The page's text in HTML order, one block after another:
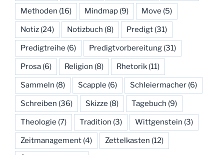
Methoden (16) Mindmap (9) Move (5)
Notiz (24) Notizbuch (8) Predigt (31)
Predigtreihe (6) Predigtvorbereitung (31)
Prosa (6) Religion (8) Rhetorik (11)
Sammeln (8) Scapple (6) Schleiermacher (6)
Schreiben (36) Skizze (8) Tagebuch (9)
Theologie (7) Tradition (3) Wittgenstein (3)
Zeitmanagement (4) Zettelkasten (12)